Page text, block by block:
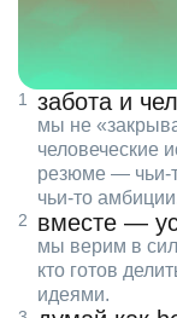
забота и
мы не
человеческие
резюме —
чьи‑то
вместе —
мы верим в
кто готов
идеями.